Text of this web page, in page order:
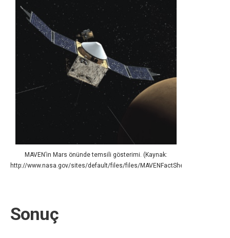
MAVEN’in Mars önünde temsili gösterimi. (Kaynak:
http://www.nasa.gov/sites/default/files/files/
Sonuç